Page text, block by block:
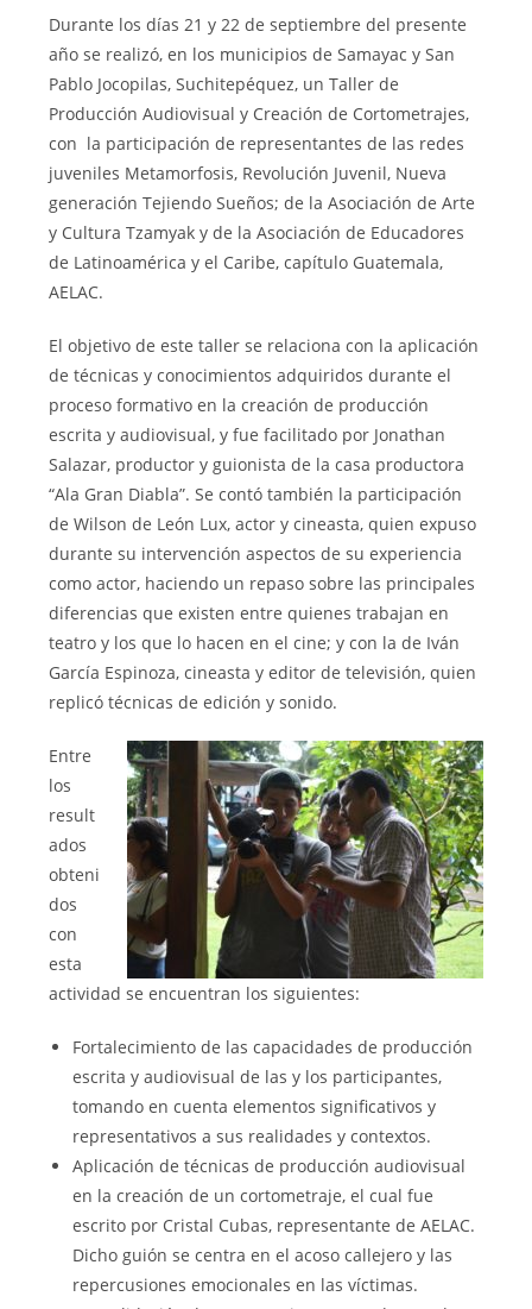
Durante los días 21 y 22 de septiembre del presente
año se realizó, en los municipios de Samayac y San
Pablo Jocopilas, Suchitepéquez, un Taller de
Producción Audiovisual y Creación de Cortometrajes,
con la participación de representantes de las redes
juveniles Metamorfosis, Revolución Juvenil, Nueva
generación Tejiendo Sueños; de la Asociación de Arte
y Cultura Tzamyak y de la Asociación de Educadores
de Latinoamérica y el Caribe, capítulo Guatemala,
AELAC.
El objetivo de este taller se relaciona con la aplicación
de técnicas y conocimientos adquiridos durante el
proceso formativo en la creación de producción
escrita y audiovisual, y fue facilitado por Jonathan
Salazar, productor y guionista de la casa productora
“Ala Gran Diabla”. Se contó también la participación
de Wilson de León Lux, actor y cineasta, quien expuso
durante su intervención aspectos de su experiencia
como actor, haciendo un repaso sobre las principales
diferencias que existen entre quienes trabajan en
teatro y los que lo hacen en el cine; y con la de Iván
García Espinoza, cineasta y editor de televisión, quien
replicó técnicas de edición y sonido.
Entre
los
result
ados
obteni
dos
con
esta
actividad se encuentran los siguientes:
Fortalecimiento de las capacidades de producción
escrita y audiovisual de las y los participantes,
tomando en cuenta elementos significativos y
representativos a sus realidades y contextos.
Aplicación de técnicas de producción audiovisual
en la creación de un cortometraje, el cual fue
escrito por Cristal Cubas, representante de AELAC.
Dicho guión se centra en el acoso callejero y las
repercusiones emocionales en las víctimas.